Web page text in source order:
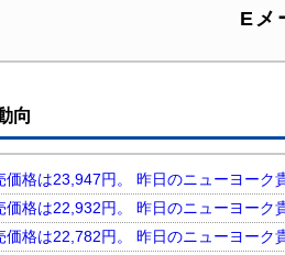
Eメ
向
価格は23,947円。 昨日のニューヨーク
価格は22,932円。 昨日のニューヨーク
価格は22,782円。 昨日のニューヨーク